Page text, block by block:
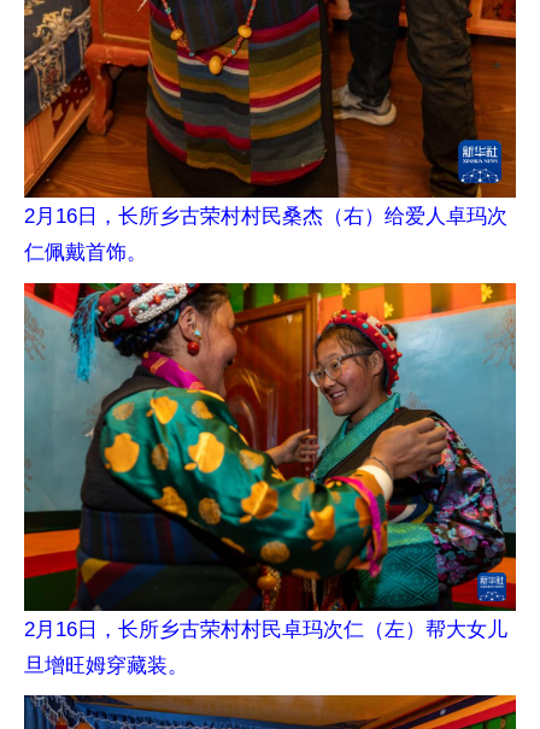
2月16日，长所乡古荣村村民桑杰（右）给爱人卓玛次
仁佩戴首饰。
2月16日，长所乡古荣村村民卓玛次仁（左）帮大女儿
旦增旺姆穿藏装。